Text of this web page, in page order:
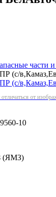
части
(с/
от
10
(ЯМЗ)